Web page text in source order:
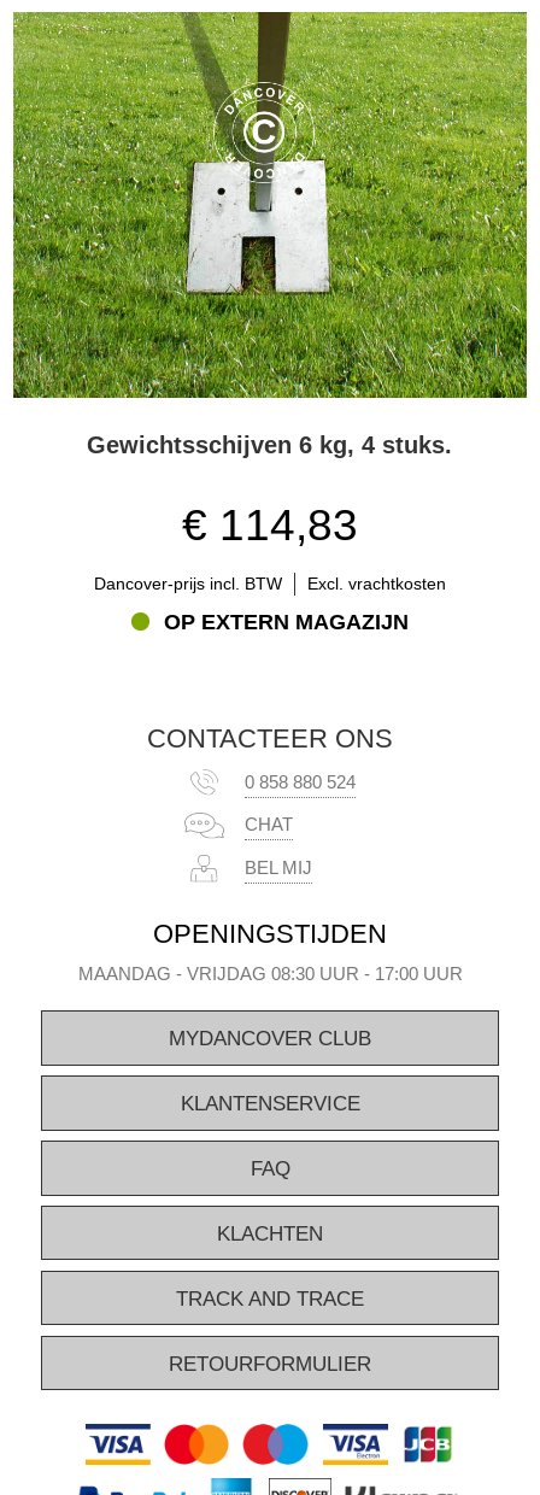
Gewichtsschijven 6 kg, 4 stuks.
€ 114,83
Dancover-prijs incl. BTW Excl. vrachtkosten
OP EXTERN MAGAZIJN
CONTACTEER ONS
0 858 880 524
CHAT
BEL MIJ
OPENINGSTIJDEN
MAANDAG - VRIJDAG 08:30 UUR - 17:00 UUR
MYDANCOVER CLUB
KLANTENSERVICE
FAQ
KLACHTEN
TRACK AND TRACE
RETOURFORMULIER